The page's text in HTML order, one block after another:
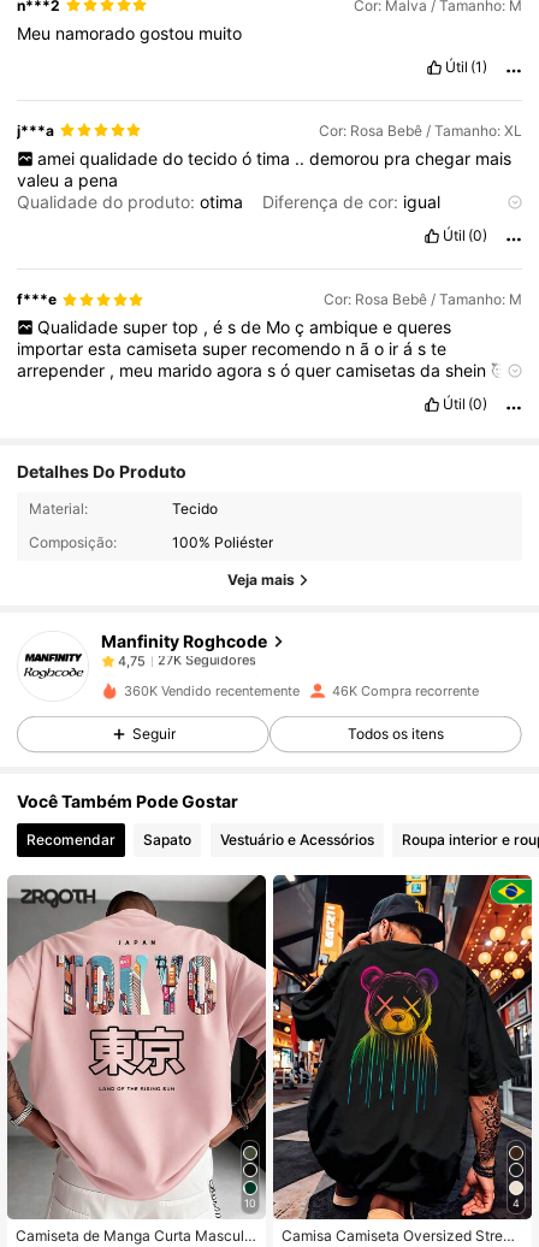
n***2 Cor: Malva / Tamanho: M
Meu namoradogostou muito
Útil (1)
j***a Cor: Rosa Bebê / Tamanho: XL
amei qualidade do tecido ó tima .. demorou pra chegar mais
valeua pena
Qualidade do produto:otima Diferença de cor: igual
Útil (0)
f***e Cor: Rosa Bebê / Tamanho: M
Qualidade super top , é s de Mo ç ambique e queres
importarestacamisetasuper recomendo não iráste
arrepender , meu maridoagorasóquercamisetasdashein 🥰
Útil (0)
Detalhes Do Produto
Material:
Tecido
Composição:
100% Poliéster
Veja mais
Manfinity Roghcode
4,75
27K Seguidores
b***8pago1 dia atrás
4,75 27K Seguidores
4,75 27K Seguidores
4,75 27K Seguidores
4,75 27K Seguidores
4,75 27K Seguidores
4,75 27K Seguidores
27K Seguidores
360K Vendido recentemente 46K Compra recorrente
Seguir Todos os itens
Você Também Pode Gostar
Recomendar Sapato Vestuário e Acessórios Roupa interior e
10
Camiseta de Manga Curta Masculin
4
Camisa Camiseta Oversized Street